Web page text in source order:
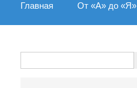
Главная От «А» до «Я»